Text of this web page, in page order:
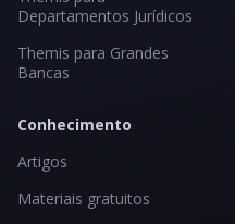
Departamentos Jurídicos
Themis para Grandes
Bancas
Conhecimento
Artigos
Materiais gratuitos